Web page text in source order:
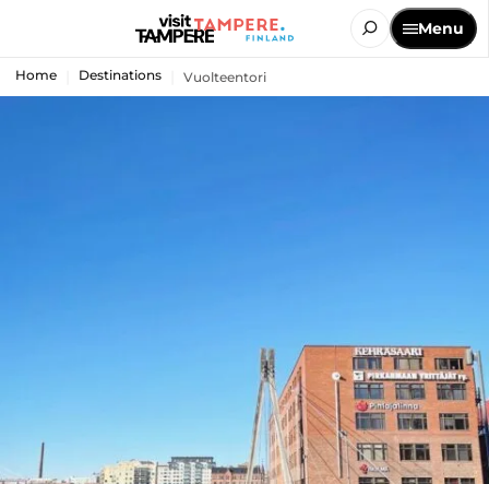
Menu
Home Destinations Vuolteentori